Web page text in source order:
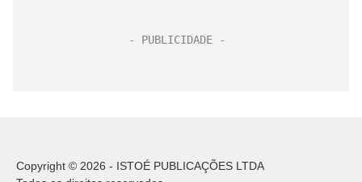
Copyright © 2026 - ISTOÉ PUBLICAÇÕES LTDA